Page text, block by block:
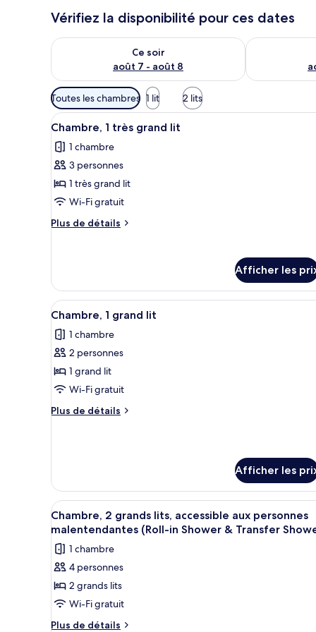
Vérifiez la disponibilité pour ces dates
Ce soir
août 7 - août 8
Vérifier la disponibilité pour ce soir août 7 - août 8
Vérifier la
Filtres
disponibles
pour
les
chambres
Toutes les chambres 1 lit 2 lits
Afficher
toutes
les
photos
pour
ce
type
de
1
très
grand
lit
Une chambre d’hôtel avec
7
Chambre, 1 très grand lit
1 chambre
3 personnes
1 très grand lit
Wi-Fi gratuit
Plus de détails
Plus
1
très
grand
Afficher les
Afficher
toutes
les
photos
pour
ce
type
de
grand
lit
Une chambre d’hôtel
7
Chambre, 1 grand lit
1 chambre
2 personnes
1 grand lit
Wi-Fi gratuit
Plus de détails
Plus
grand
lit
Afficher les
Afficher
toutes
les
photos
pour
ce
type
de
Une chambre d’hôtel avec
7
Chambre, 2 grands lits, accessible aux personnes
malentendantes (Roll-in Shower & Transfer
1 chambre
4 personnes
2 grands lits
Wi-Fi gratuit
Plus de détails
Plus